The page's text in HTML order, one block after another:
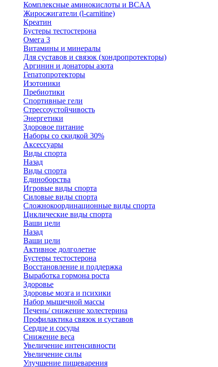
Комплексные аминокислоты и BCAA
Жиросжигатели (l-carnitine)
Креатин
Бустеры тестостерона
Омега 3
Витамины и минералы
Для суставов и связок (хондропротекторы)
Аргинин и донаторы азота
Гепатопротекторы
Изотоники
Пребиотики
Спортивные гели
Стрессоустойчивость
Энергетики
Здоровое питание
Наборы со скидкой 30%
Аксессуары
Виды спорта
Назад
Виды спорта
Единоборства
Игровые виды спорта
Силовые виды спорта
Сложнокоординационные виды спорта
Циклические виды спорта
Ваши цели
Назад
Ваши цели
Активное долголетие
Бустеры тестостерона
Восстановление и поддержка
Выработка гормона роста
Здоровье
Здоровье мозга и психики
Набор мышечной массы
Печень/ снижение холестерина
Профилактика связок и суставов
Сердце и сосуды
Снижение веса
Увеличение интенсивности
Увеличение силы
Улучшение пищеварения